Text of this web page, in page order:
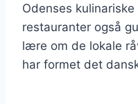
Odenses
restauranter også
lære om de lokale
har formet det